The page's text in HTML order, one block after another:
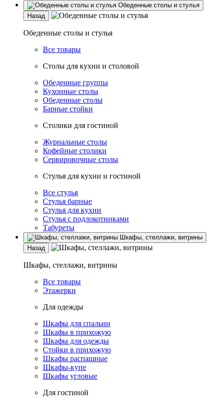
Обеденные столы и стулья
Назад
Обеденные столы и стулья
Все товары
Столы для кухни и столовой
Обеденные группы
Кухонные столы
Обеденные столы
Барные стойки
Столики для гостиной
Журнальные столы
Кофейные столики
Сервировочные столы
Стулья для кухни и гостиной
Все стулья
Стулья барные
Стулья для кухни
Стулья с подлокотниками
Табуреты
Шкафы, стеллажи, витрины
Назад
Шкафы, стеллажи, витрины
Все товары
Этажерки
Для одежды
Шкафы для спальни
Шкафы в прихожую
Шкафы для одежды
Стойки в прихожую
Шкафы распашные
Шкафы-купе
Шкафы угловые
Для гостиной